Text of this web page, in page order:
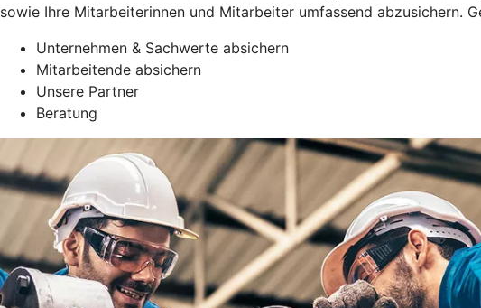
sowie Ihre Mitarbeiterinnen und Mitarbeiter umfassend abzusichern.
Unternehmen & Sachwerte absichern
Mitarbeitende absichern
Unsere Partner
Beratung